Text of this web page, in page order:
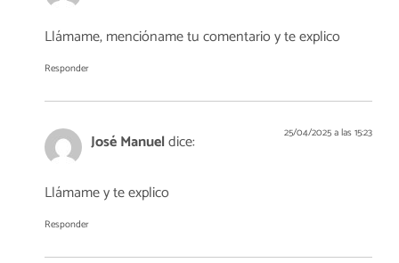
Llámame, mencióname tu comentario y te explico
Responder
José Manueldice: 25/04/2025 a las 15:23
Llámame y te explico
Responder